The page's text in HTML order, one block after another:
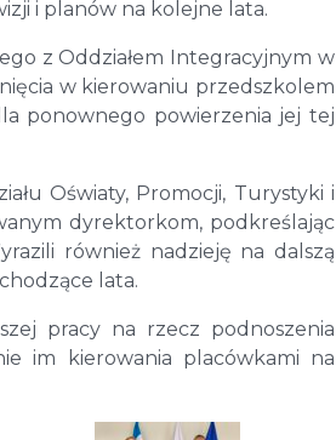
i planów na kolejne lata.
z Oddziałem Integracyjnym w
w kierowaniu przedszkolem
ponownego powierzenia jej tej
Oświaty, Promocji, Turystyki i
dyrektorkom, podkreślając
również nadzieję na dalszą
lata.
pracy na rzecz podnoszenia
im kierowania placówkami na